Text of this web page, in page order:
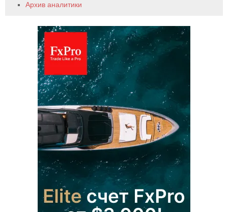
Архив аналитики